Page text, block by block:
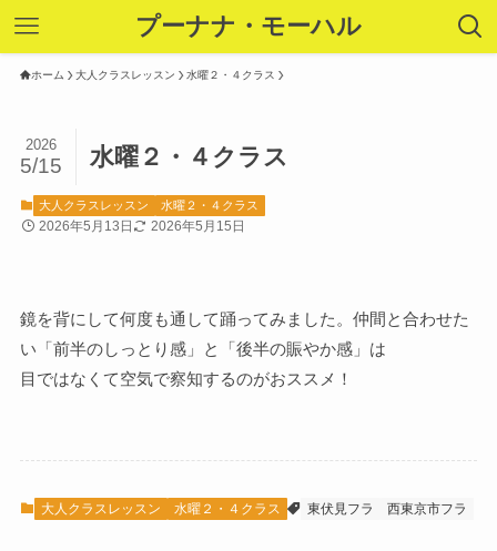
プーナナ・モーハル
ホーム 大人クラスレッスン 水曜２・４クラス
水曜２・４クラス
2026
5/15
大人クラスレッスン 水曜２・４クラス
2026年5月13日 2026年5月15日
鏡を背にして何度も通して踊ってみました。仲間と合わせた
い「前半のしっとり感」と「後半の賑やか感」は
目ではなくて空気で察知するのがおススメ！
大人クラスレッスン 水曜２・４クラス 東伏見フラ 西東京市フラ